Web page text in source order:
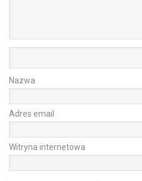
Nazwa
Adres email
Witryna internetowa